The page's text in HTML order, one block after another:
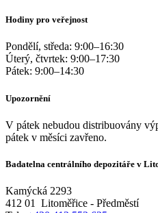
Hodiny pro veřejnost
Pondělí, středa: 9:00–16:30
Úterý, čtvrtek: 9:00–17:30
Pátek: 9:00–14:30
Upozornění
V pátek nebudou distribuovány
pátek v měsíci zavřeno.
Badatelna centrálního depozitáře v
Kamýcká 2293
412 01
Litoměřice - Předměstí